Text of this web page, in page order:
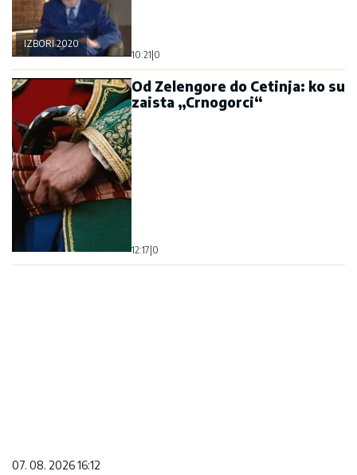
IZBORI 2020
10:21 0
Od Zelengore do Cetinja: ko su
zaista „Crnogorci“
12:17 0
07. 08. 2026 16:12